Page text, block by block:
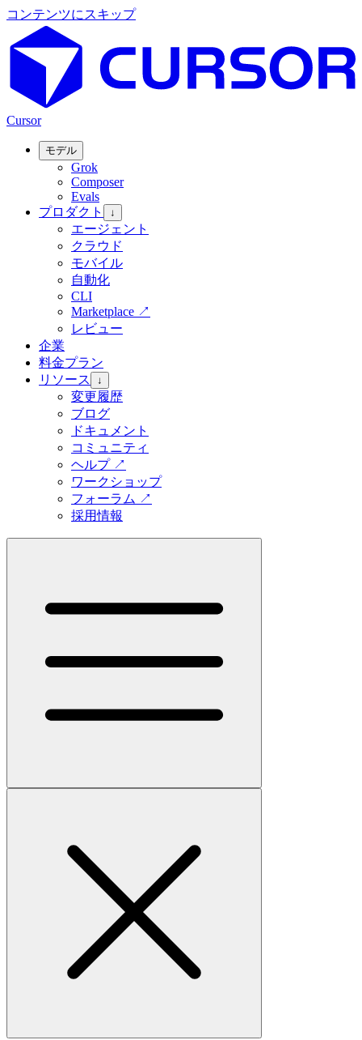
コンテンツにスキップ
Cursor
モデル
Grok
Composer
Evals
プロダクト
↓
エージェント
クラウド
モバイル
自動化
CLI
Marketplace ↗
レビュー
企業
料金プラン
リソース
↓
変更履歴
ブログ
ドキュメント
コミュニティ
ヘルプ↗
ワークショップ
フォーラム ↗
採用情報